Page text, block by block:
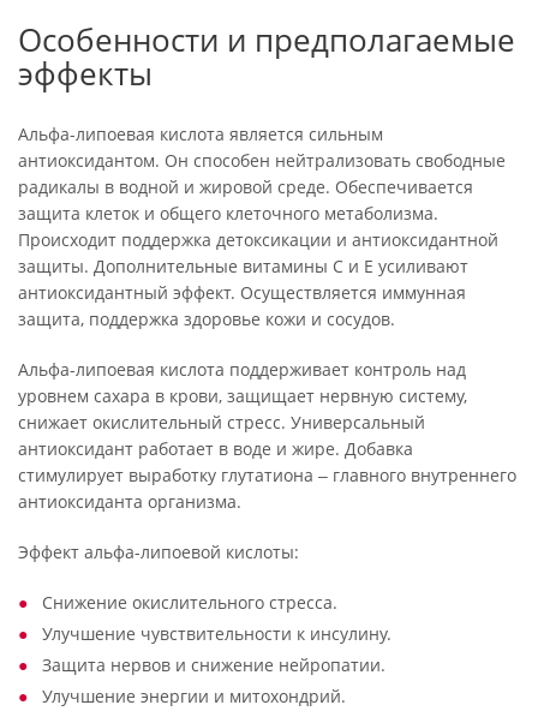
Особенности и предполагаемые
эффекты
Альфа-липоевая кислота является сильным
антиоксидантом. Он способен нейтрализовать свободные
радикалы в водной и жировой среде. Обеспечивается
защита клеток и общего клеточного метаболизма.
Происходит поддержка детоксикации и антиоксидантной
защиты. Дополнительные витамины С и Е усиливают
антиоксидантный эффект. Осуществляется иммунная
защита, поддержка здоровье кожи и сосудов.
Альфа-липоевая кислота поддерживает контроль над
уровнем сахара в крови, защищает нервную систему,
снижает окислительный стресс. Универсальный
антиоксидант работает в воде и жире. Добавка
стимулирует выработку глутатиона ‒ главного внутреннего
антиоксиданта организма.
Эффект альфа-липоевой кислоты:
Снижение окислительного стресса.
Улучшение чувствительности к инсулину.
Защита нервов и снижение нейропатии.
Улучшение энергии и митохондрий.